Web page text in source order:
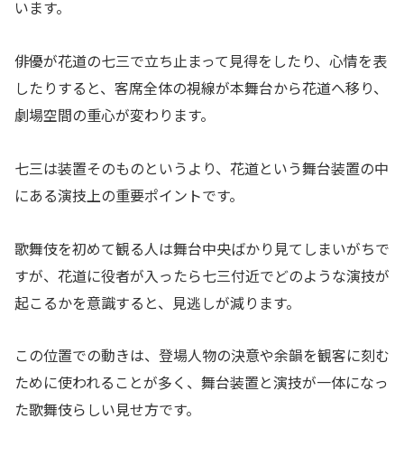
います。
俳優が花道の七三で立ち止まって見得をしたり、心情を表
したりすると、客席全体の視線が本舞台から花道へ移り、
劇場空間の重心が変わります。
七三は装置そのものというより、花道という舞台装置の中
にある演技上の重要ポイントです。
歌舞伎を初めて観る人は舞台中央ばかり見てしまいがちで
すが、花道に役者が入ったら七三付近でどのような演技が
起こるかを意識すると、見逃しが減ります。
この位置での動きは、登場人物の決意や余韻を観客に刻む
ために使われることが多く、舞台装置と演技が一体になっ
た歌舞伎らしい見せ方です。